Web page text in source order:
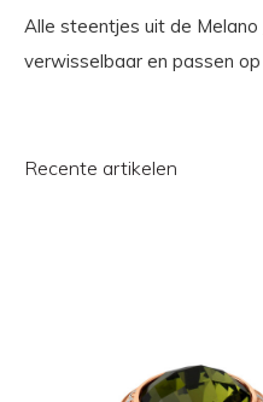
Alle steentjes uit de Melano
verwisselbaar en passen op
Recente artikelen